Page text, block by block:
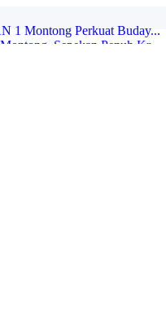
Sepekan Penuh Kr...
dan Pelantikan Penegak B...
Mutu Pendidikan L...
1 Montong Perkuat Buday...